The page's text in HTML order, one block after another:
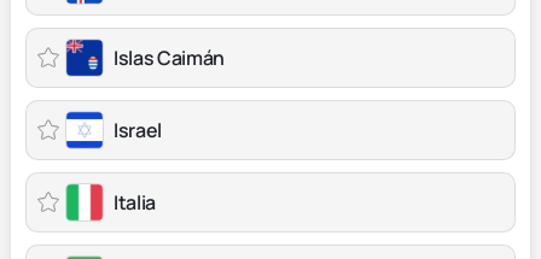
Islas Caimán
Israel
Italia